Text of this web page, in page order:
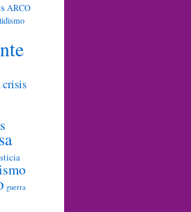
ARCO
crisis
guerra